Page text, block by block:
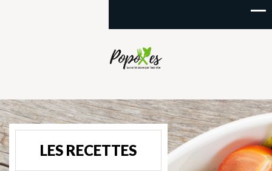
LES RECETTES